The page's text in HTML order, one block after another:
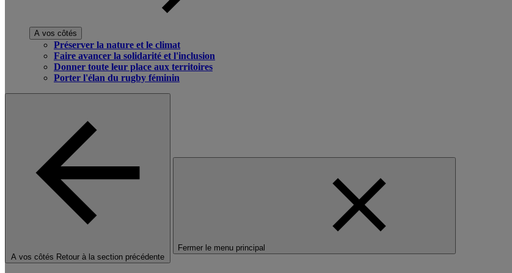
A vos côtés
Préserver la nature et le climat
Faire avancer la solidarité et l'inclusion
Donner toute leur place aux territoires
Porter l'élan du rugby féminin
A vos côtés Retour à la section précédente
Fermer le menu principal